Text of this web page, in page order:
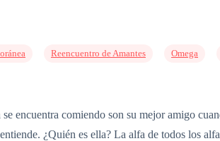
Reencuentro de Amantes Omega
encuentra comiendo son su mejor amigo
¿Quién es ella? La alfa de todos los